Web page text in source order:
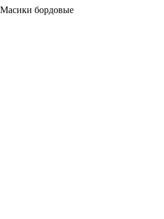
Масики бордовые